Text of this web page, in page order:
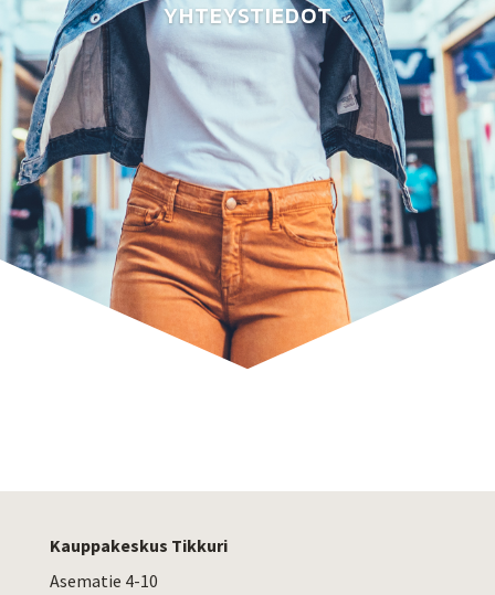
YHTEYSTIEDOT
Kauppakeskus Tikkuri
Asematie 4-10